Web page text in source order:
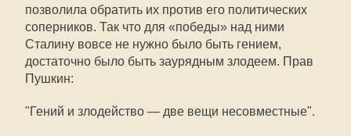
позволила обратить их против его политических
соперников. Так что для «победы» над ними
Сталину вовсе не нужно было быть гением,
достаточно было быть заурядным злодеем. Прав
Пушкин:
"Гений и злодейство — две вещи несовместные".